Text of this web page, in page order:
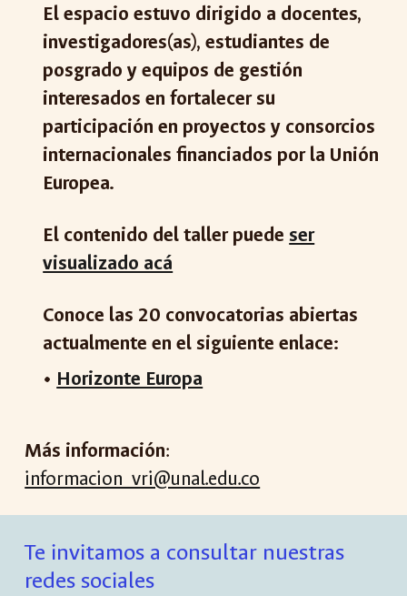
El espacio estuvo dirigido a docentes,
investigadores(as), estudiantes de
posgrado y equipos de gestión
interesados en fortalecer su
participación en proyectos y consorcios
internacionales financiados por la Unión
Europea.
El contenido del taller puede ser
visualizado acá
Conoce las 20 convocatorias abiertas
actualmente en el siguiente enlace:
• Horizonte Europa
Más información:
informacion_vri@unal.edu.co
Te invitamos a consultar nuestras
redes sociales